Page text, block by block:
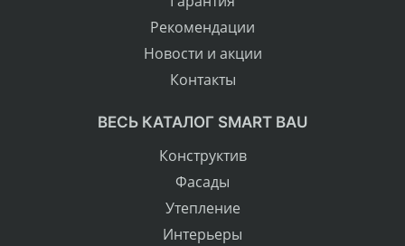
Рекомендации
Новости и акции
Контакты
ВЕСЬ КАТАЛОГ SMART BAU
Конструктив
Фасады
Утепление
Интерьеры